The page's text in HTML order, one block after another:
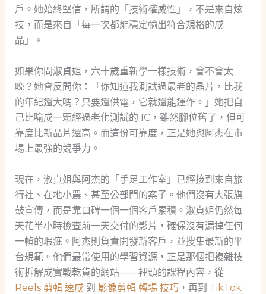
戶。她始終堅信，所謂的「技術權威性」，不是來自炫
技，而是來自「每一次都能穩定輸出符合規格的成
品」。
如果你問淑貞姐，六十歲重新學一樣技術，會不會太
晚？她會反問你：「你知道我測試過最老的晶片，比我
的年紀還大嗎？只要還供電，它就還能運作。」她把自
己比喻成一顆經過老化測試的 IC，雖然腳位舊了，但可
靠度比新晶片還高。而這份可靠度，正是她與阿杰在市
場上最強的競爭力。
現在，淑貞姐與阿杰的「手足工作室」已經接到來自旅
行社、在地小農、甚至公部門的案子。他們沒有大張旗
鼓宣傳，而是靠口碑一個一個客戶累積。淑貞姐仍然每
天花半小時檢查前一天交付的影片，確保沒有漏掉任何
一幀的瑕疵。阿杰則負責開發新客戶，並搜集最新的平
台規範。他們最常使用的學習資源，正是那個把複雜技
術拆解成實戰乾貨的網站——裡頭的課程內容，從
Reels 剪輯 速成到 影像剪輯 轉場 技巧，再到 TikTok